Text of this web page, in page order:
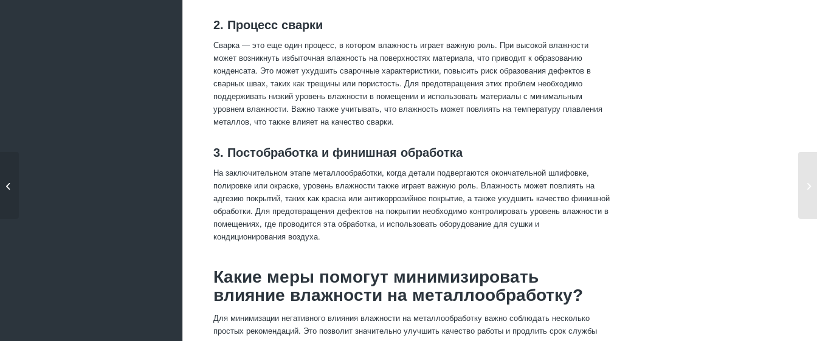
2. Процесс сварки
Сварка — это еще один процесс, в котором влажность играет важную роль. При высокой влажности
может возникнуть избыточная влажность на поверхностях материала, что приводит к образованию
конденсата. Это может ухудшить сварочные характеристики, повысить риск образования дефектов в
сварных швах, таких как трещины или пористость. Для предотвращения этих проблем необходимо
поддерживать низкий уровень влажности в помещении и использовать материалы с минимальным
уровнем влажности. Важно также учитывать, что влажность может повлиять на температуру плавления
металлов, что также влияет на качество сварки.
3. Постобработка и финишная обработка
На заключительном этапе металлообработки, когда детали подвергаются окончательной шлифовке,
полировке или окраске, уровень влажности также играет важную роль. Влажность может повлиять на
адгезию покрытий, таких как краска или антикоррозийное покрытие, а также ухудшить качество финишной
обработки. Для предотвращения дефектов на покрытии необходимо контролировать уровень влажности в
помещениях, где проводится эта обработка, и использовать оборудование для сушки и
кондиционирования воздуха.
Какие меры помогут минимизировать
влияние влажности на металлообработку?
Для минимизации негативного влияния влажности на металлообработку важно соблюдать несколько
простых рекомендаций. Это позволит значительно улучшить качество работы и продлить срок службы